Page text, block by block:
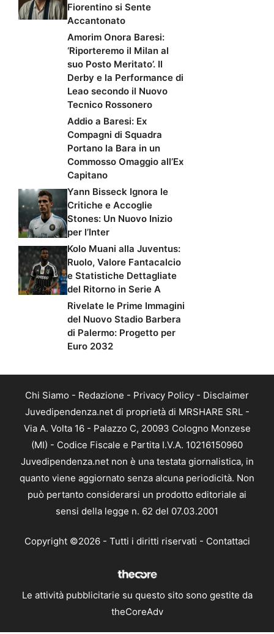
Fiorentino si Sente
Accantonato
Amorim Onora Baresi:
‘Riporteremo il Milan al
suo Posto Meritato’. Il
Derby e la Performance di
Leao secondo il Nuovo
Tecnico Rossonero
Addio a Baresi: Ex
Compagni di Squadra
Portano la Bara in un
Commosso Omaggio all’Ex
Capitano
Yann Bisseck Ignora le
Critiche e Accoglie
Stones: Un Nuovo Inizio
per l’Inter
Kolo Muani alla Juventus:
Ruolo, Valore Fantacalcio
e Statistiche Dettagliate
del Ritorno in Serie A
Rivelate le Prime Immagini
del Nuovo Stadio Barbera
di Palermo: Progetto per
Euro 2032
Chi Siamo - Redazione - Privacy Policy - Disclaimer
Juvedipendenza.net di proprietà di MRSHARE SRL -
Via A. Volta 16 - Palazzo C, 20093 Cologno Monzese
(MI) - Codice Fiscale e Partita I.V.A. 10216150960
Juvedipendenza.net non è una testata giornalistica, in
quanto viene aggiornato senza alcuna periodicità. Non
può pertanto considerarsi un prodotto editoriale ai
sensi della legge n. 62 del 07.03.2001
Copyright ©2026 - Tutti i diritti riservati - Contattaci
Le attività pubblicitarie su questo sito sono gestite da
theCoreAdv